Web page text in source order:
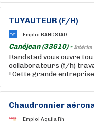
TUYAUTEUR (F/H)
Emploi RANDSTAD
Canéjean (33610) -Intérim
Randstad vous ouvre
collaborateurs (f/h)
! Cette grande
Chaudronnier
Emploi Aquila Rh